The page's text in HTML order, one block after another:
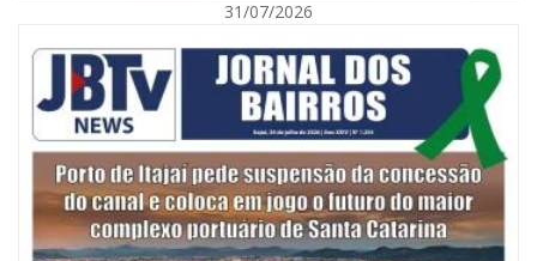
BALNEÁRIO CAMBORIÚ
31/07/2026